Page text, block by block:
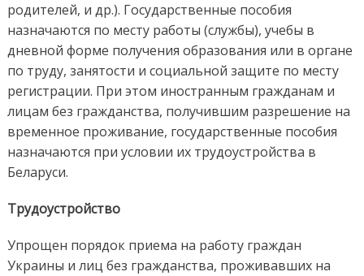
родителей, и др.). Государственные пособия
назначаются по месту работы (службы), учебы в
дневной форме получения образования или в органе
по труду, занятости и социальной защите по месту
регистрации. При этом иностранным гражданам и
лицам без гражданства, получившим разрешение на
временное проживание, государственные пособия
назначаются при условии их трудоустройства в
Беларуси.
Трудоустройство
Упрощен порядок приема на работу граждан
Украины и лиц без гражданства, проживавших на